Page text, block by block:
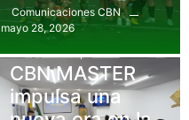
Comunicaciones CBN
mayo 28, 2026
Comunicados, Eventos
CBN MASTER
impulsa una